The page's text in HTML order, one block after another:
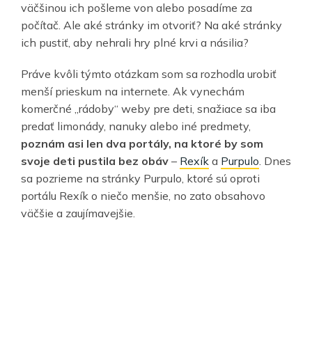
väčšinou ich pošleme von alebo posadíme za
počítač. Ale aké stránky im otvoriť? Na aké stránky
ich pustiť, aby nehrali hry plné krvi a násilia?
Práve kvôli týmto otázkam som sa rozhodla urobiť
menší prieskum na internete. Ak vynechám
komerčné „rádoby“ weby pre deti, snažiace sa iba
predať limonády, nanuky alebo iné predmety,
poznám asi len dva portály, na ktoré by som
svoje deti pustila bez obáv – Rexík a Purpulo. Dnes
sa pozrieme na stránky Purpulo, ktoré sú oproti
portálu Rexík o niečo menšie, no zato obsahovo
väčšie a zaujímavejšie.